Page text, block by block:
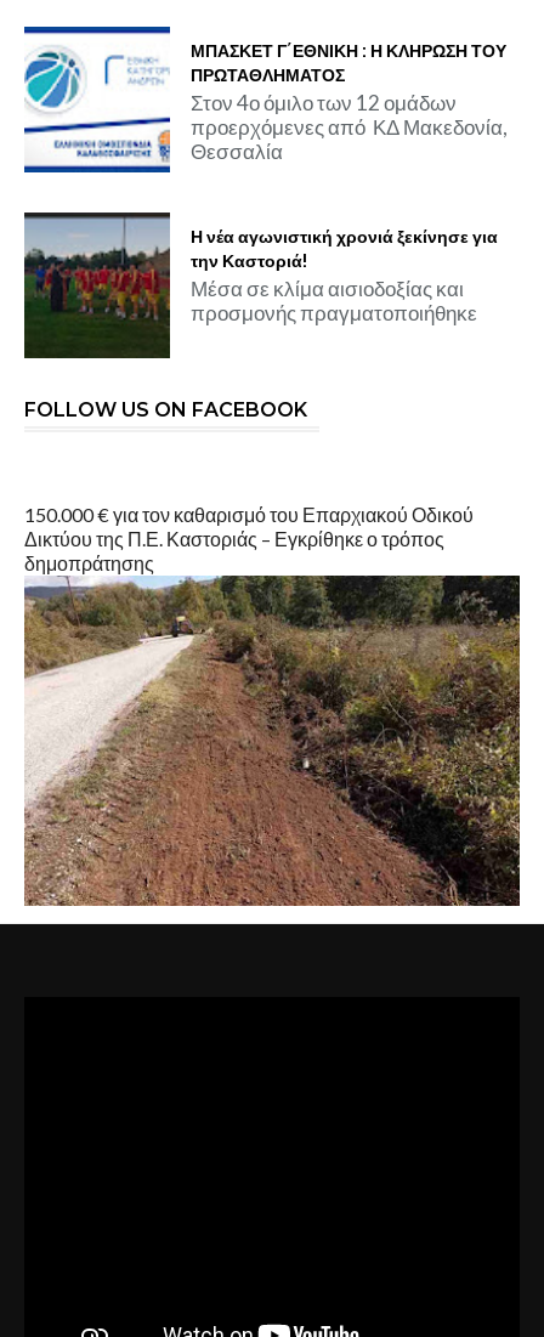
ΜΠΑΣΚΕΤ Γ΄ΕΘΝΙΚΗ : Η ΚΛΗΡΩΣΗ ΤΟΥ
ΠΡΩΤΑΘΛΗΜΑΤΟΣ
Στον 4ο όμιλο των 12 ομάδων
προερχόμενες από ΚΔ Μακεδονία,
Θεσσαλία
Η νέα αγωνιστική χρονιά ξεκίνησε για
την Καστοριά!
Μέσα σε κλίμα αισιοδοξίας και
προσμονής πραγματοποιήθηκε
FOLLOW US ON FACEBOOK
150.000 € για τον καθαρισμό του Επαρχιακού Οδικού
Δικτύου της Π.Ε. Καστοριάς – Εγκρίθηκε ο τρόπος
δημοπράτησης